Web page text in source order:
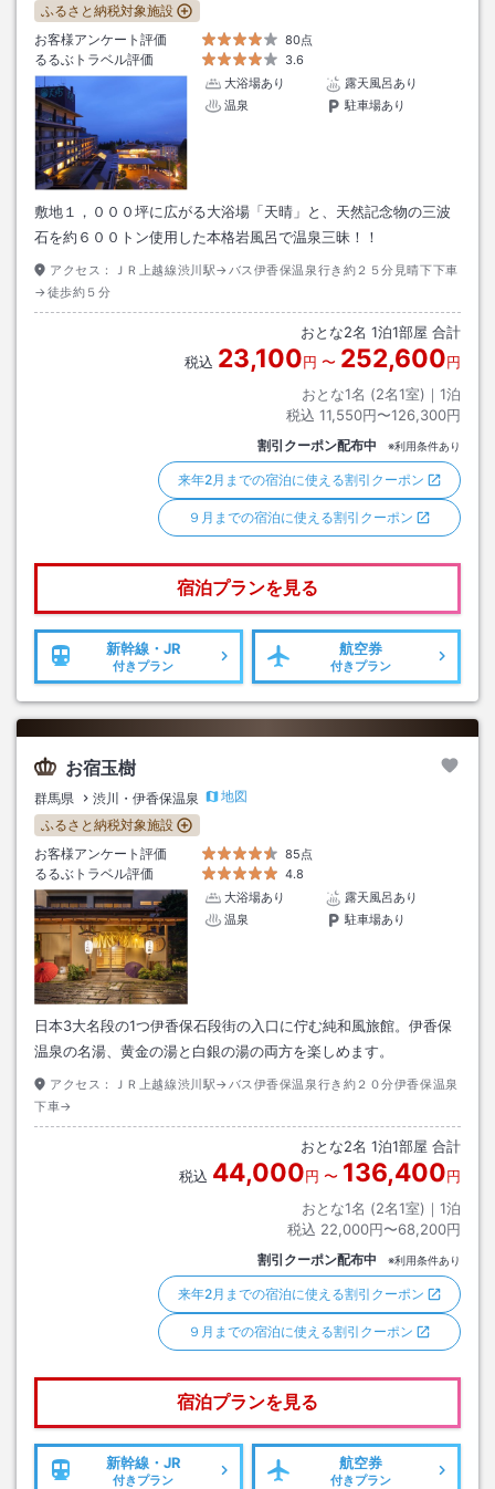
ふるさと納税対象施設
お客様アンケート評価
80点
るるぶトラベル評価
3.6
大浴場あり
露天風呂あり
温泉
駐車場あり
敷地１，０００坪に広がる大浴場「天晴」と、天然記念物の三波
石を約６００トン使用した本格岩風呂で温泉三昧！！
アクセス：
ＪＲ上越線渋川駅→バス伊香保温泉行き約２５分見晴下下車
→徒歩約５分
おとな2名 1泊1部屋 合計
税込 23,100円 〜 252,600円
おとな1名 (2名1室)｜ 1泊
税込 11,550円〜126,300円
割引クーポン配布中 ※利用条件あり
来年2月までの宿泊に使える割引クーポン
９月までの宿泊に使える割引クーポン
宿泊プランを見る
新幹線・JR
付きプラン
航空券
付きプラン
お宿玉樹
群馬県 渋川・伊香保温泉
地図
ふるさと納税対象施設
お客様アンケート評価
85点
るるぶトラベル評価
4.8
大浴場あり
露天風呂あり
温泉
駐車場あり
日本3大名段の1つ伊香保石段街の入口に佇む純和風旅館。伊香保
温泉の名湯、黄金の湯と白銀の湯の両方を楽しめます。
アクセス：
ＪＲ上越線渋川駅→バス伊香保温泉行き約２０分伊香保温泉
下車→
おとな2名 1泊1部屋 合計
税込 44,000円 〜 136,400円
おとな1名 (2名1室)｜ 1泊
税込 22,000円〜68,200円
割引クーポン配布中 ※利用条件あり
来年2月までの宿泊に使える割引クーポン
９月までの宿泊に使える割引クーポン
宿泊プランを見る
新幹線・JR
付きプラン
航空券
付きプラン